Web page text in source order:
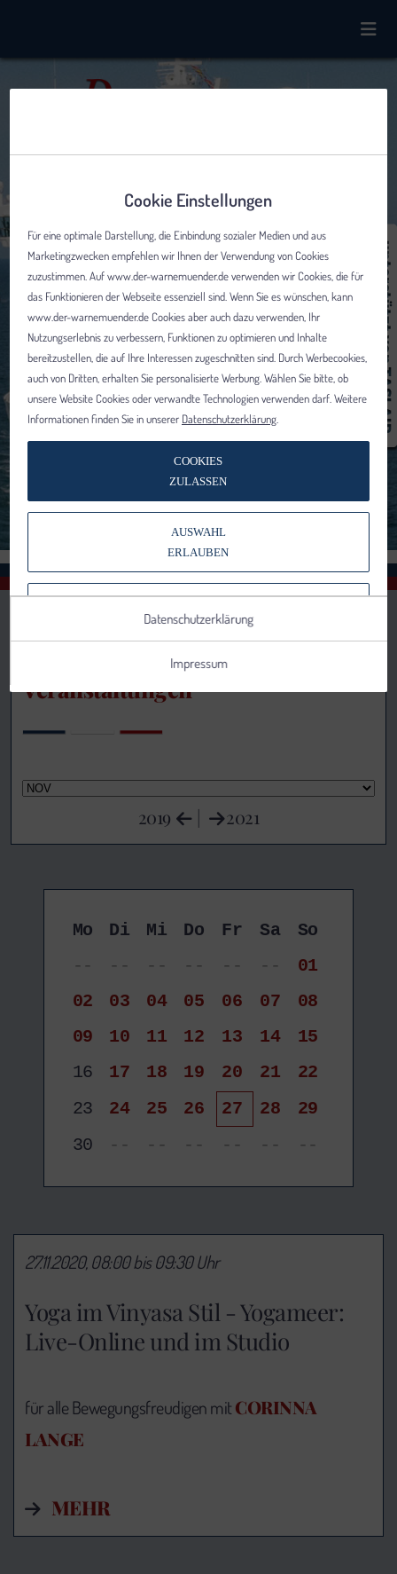
Veranstaltungen
2019 | 2021
Mo Di Mi Do Fr Sa
So
--
-- -- -- -- --
01
02
03 04 05 06 07
08
09
10 11 12 13 14
15
16
17 18 19 20 21
22
23
24 25 26 27 28
29
30
-- -- -- -- -- --
Yoga im Vinyasa Stil - Yogameer:
Live-Online und im Studio
27.11.2020, 08:00 bis 09:30 Uhr
für alle Bewegungsfreudigen mitCORINNA
LANGE
MEHR
Cookie Einstellungen
Für eine optimale Darstellung, die Einbindung sozialer Medien und aus
Marketingzwecken empfehlen wir Ihnen der Verwendung von Cookies
zuzustimmen. Auf www.der-warnemuender.de verwenden wir Cookies, die für
das Funktionieren der Webseite essenziell sind. Wenn Sie es wünschen, kann
www.der-warnemuender.de Cookies aber auch dazu verwenden, Ihr
Nutzungserlebnis zu verbessern, Funktionen zu optimieren und Inhalte
bereitzustellen, die auf Ihre Interessen zugeschnitten sind. Durch Werbecookies,
auch von Dritten, erhalten Sie personalisierte Werbung. Wählen Sie bitte, ob
unsere Website Cookies oder verwandte Technologien verwenden darf. Weitere
Informationen finden Sie in unserer Datenschutzerklärung
COOKIES
ZULASSEN
AUSWAHL
ERLAUBEN
VERWENDEN
Datenschutzerklärung
Impressum